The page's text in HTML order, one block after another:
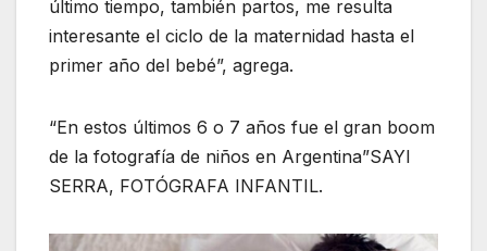
último tiempo, también partos, me resulta
interesante el ciclo de la maternidad hasta el
primer año del bebé”, agrega.
“En estos últimos 6 o 7 años fue el gran boom
de la fotografía de niños en Argentina”SAYI
SERRA, FOTÓGRAFA INFANTIL.